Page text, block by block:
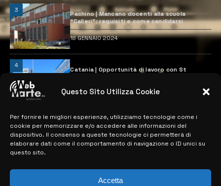
Questo Sito Utilizza Cookie
Per fornire le migliori esperienze, utilizziamo tecnologie come i
cookie per memorizzare e/o accedere alle informazioni del
dispositivo. Il consenso a queste tecnologie ci permetterà di
elaborare dati come il comportamento di navigazione o ID unici su
questo sito.
Accetta
3
Pachino | Mancano docenti alla scuola
“Calleri”: requisiti e come candidarsi
18 GENNAIO 2024
4
Catania | Opportunità di lavoro con St
28 MARZO 2024
MAPPA DEL SITO
> NOTIZIE